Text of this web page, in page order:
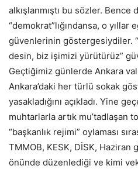
alkışlanmıştı bu sözler. Bence
“demokrat”lığındansa, o
güvenlerinin göstergesiydiler.
desin, biz işimizi yürütürüz”
Geçtiğimiz günlerde Ankara
Ankara’daki her türlü sokak
yasakladığını açıkladı. Yine
muhtarlarla artık mu’tadlaşan
“başkanlık rejimi” oylaması
TMMOB, KESK, DİSK,
önünde düzenlediği ve kimi